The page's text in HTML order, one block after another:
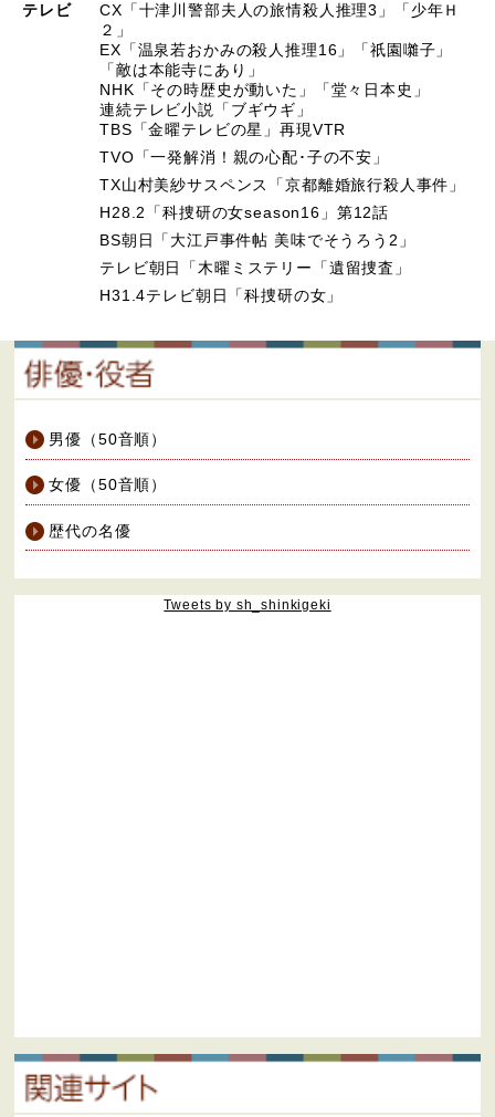
テレビ
CX「十津川警部夫人の旅情殺人推理3」「少年Ｈ
２」
EX「温泉若おかみの殺人推理16」「祇園囃子」
「敵は本能寺にあり」
NHK「その時歴史が動いた」「堂々日本史」
連続テレビ小説「ブギウギ」
TBS「金曜テレビの星」再現VTR
TVO「一発解消！親の心配･子の不安」
TX山村美紗サスペンス「京都離婚旅行殺人事件」
H28.2「科捜研の女season16」第12話
BS朝日「大江戸事件帖 美味でそうろう2」
テレビ朝日「木曜ミステリー「遺留捜査」
H31.4テレビ朝日「科捜研の女」
男優（50音順）
女優（50音順）
歴代の名優
Tweets by sh_shinkigeki